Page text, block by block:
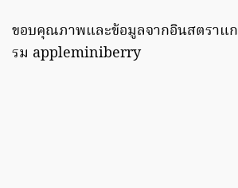
ขอบคุณภาพและข้อมูลจากอินสตราแก
รม appleminiberry